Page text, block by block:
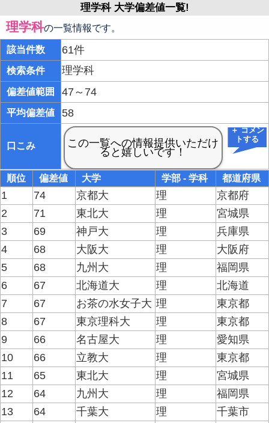
理学科 大学偏差値一覧!
理学科の一覧情報です。
該当件数 61件
検索条件 理学科
偏差値範囲 47～74
平均偏差値 58
口こみ
＋ コメン
トする
順位 偏差値 大学 学部 - 学科 都道府県
1 74 京都大 理
京都府
2
71 東北大 理
宮城県
3
69 神戸大 理
兵庫県
4
68 大阪大 理
大阪府
5
68 九州大 理
福岡県
6
67 北海道大 理
北海道
7
67 お茶の水女子大 理
東京都
8
67 東京理科大 理
東京都
9
66 名古屋大 理
愛知県
10
66 立教大 理
東京都
11
65 東北大 理
宮城県
12
64 九州大 理
福岡県
13
64 千葉大 理
千葉市